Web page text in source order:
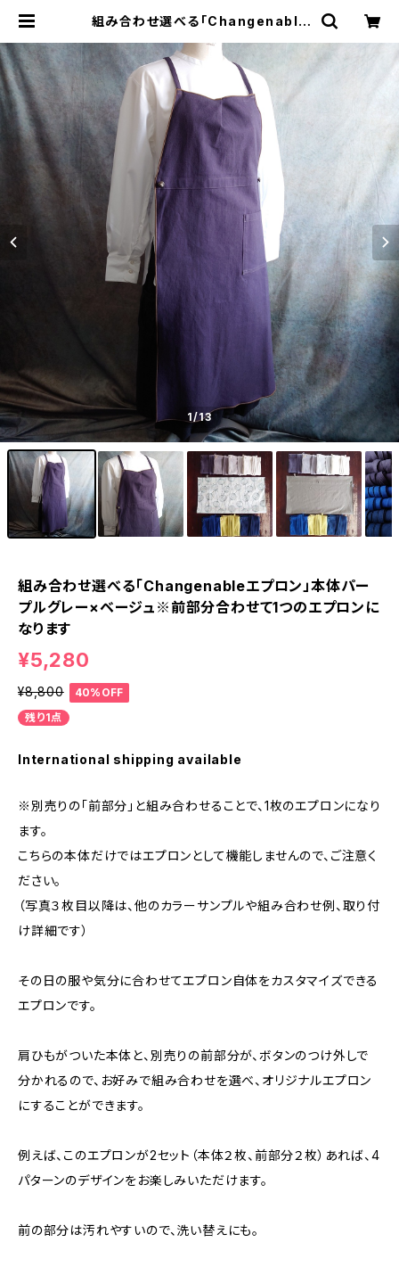
組み合わせ選べる「Changenable
ジュ※前部分合わせて1つのエプロン
になります | tututu design
1/13
組み合わせ選べる「Changenableエプロン」本体パー
プルグレー×ベージュ※前部分合わせて1つのエプロンに
なります
¥5,280
¥8,800
40%OFF
残り1点
International shipping available
※別売りの「前部分」と組み合わせることで、1枚のエプロンになり
ます。
こちらの本体だけではエプロンとして機能しませんので、ご注意く
ださい。
（写真３枚目以降は、他のカラーサンプルや組み合わせ例、取り付
け詳細です）
その日の服や気分に合わせてエプロン自体をカスタマイズできる
エプロンです。
肩ひもがついた本体と、別売りの前部分が、ボタンのつけ外しで
分かれるので、お好みで組み合わせを選べ、オリジナルエプロン
にすることができます。
例えば、このエプロンが2セット（本体２枚、前部分２枚）あれば、4
パターンのデザインをお楽しみいただけます。
前の部分は汚れやすいので、洗い替えにも。